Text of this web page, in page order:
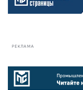
РЕКЛАМА